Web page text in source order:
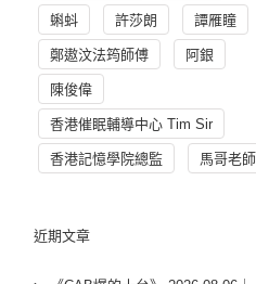
蝌蚪 許莎朗 譚雁瞳
鄭遨汶法筠師傅 阿銀
陳俊偉
香港催眠輔導中心 Tim Sir
香港記憶學院總監 馬哥老師
近期文章